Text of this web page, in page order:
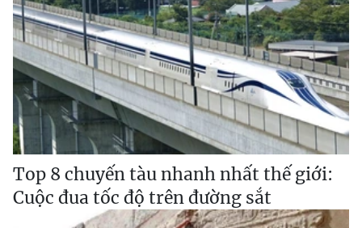
Top 8 chuyến tàu nhanh nhất thế giới:
Cuộc đua tốc độ trên đường sắt